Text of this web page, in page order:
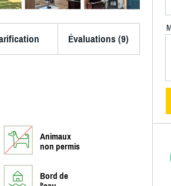
Évaluations (9)
Animaux
non permis
Bord de